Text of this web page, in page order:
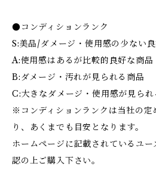
●コンディションランク
S:美品/ダメージ・使用感の少ない
A:使用感はあるが比較的良好な商品
B:ダメージ・汚れが見られる商品
C:大きなダメージ・使用感が見られ
※コンディションランクは当社の定
り、あくまでも目安となります。
ホームページに記載されているユ
認の上ご購入下さい。